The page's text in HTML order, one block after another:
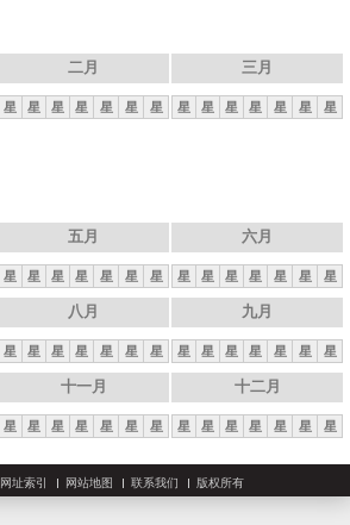
二月
星 星 星 星 星 星 星
三月
星 星 星 星 星 星 星
五月
星 星 星 星 星 星 星
六月
星 星 星 星 星 星 星
八月
星 星 星 星 星 星 星
九月
星 星 星 星 星 星 星
十一月
星 星 星 星 星 星 星
十二月
星 星 星 星 星 星 星
网址索引 网站地图 联系我们 版权所有